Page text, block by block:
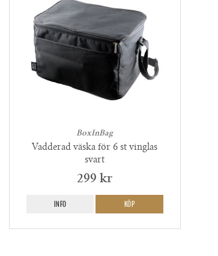
BoxInBag
Vadderad väska för 6 st vinglas
svart
299 kr
INFO KÖP